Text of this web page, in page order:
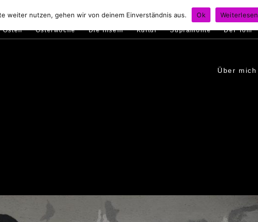
Im Norden Im Süden Gallura Murales Ambiente Menschen
Osten Osterwoche Die Inseln Kultur Supramonte Der Tom
Über mich
weiter nutzen, gehen wir von deinem Einverständnis aus. Ok Weiterlesen